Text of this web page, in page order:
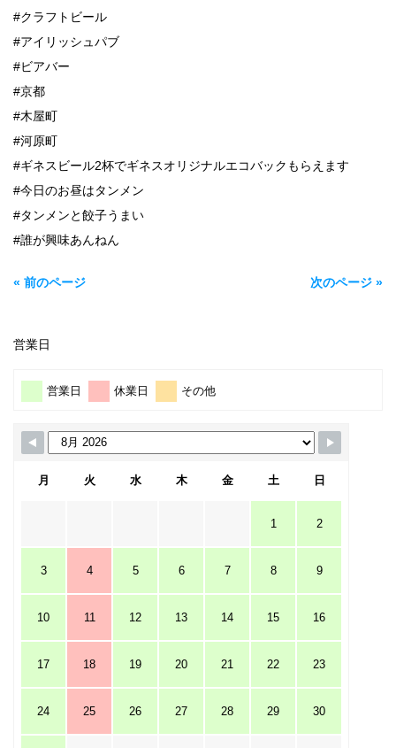
#クラフトビール
#アイリッシュパブ
#ビアバー
#京都
#木屋町
#河原町
#ギネスビール2杯でギネスオリジナルエコバックもらえます
#今日のお昼はタンメン
#タンメンと餃子うまい
#誰が興味あんねん
« 前のページ 次のページ »
営業日
営業日 休業日 その他
月 火 水 木 金 土 日
1 2
3 4 5 6 7 8 9
10 11 12 13 14 15 16
17 18 19 20 21 22 23
24 25 26 27 28 29 30